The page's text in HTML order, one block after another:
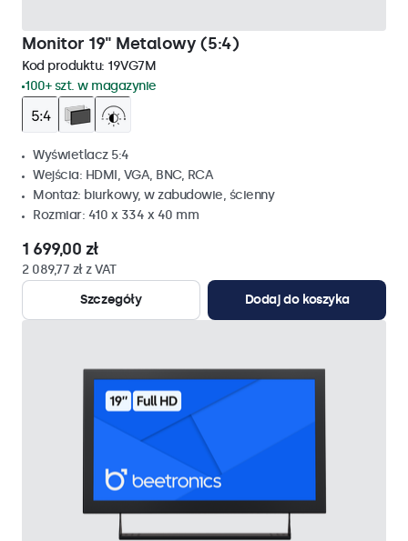
Monitor 19" Metalowy (5:4)
Kod produktu: 19VG7M
100+ szt. w magazynie
Wyświetlacz 5:4
Wejścia: HDMI, VGA, BNC, RCA
Montaż: biurkowy, w zabudowie, ścienny
Rozmiar: 410 x 334 x 40 mm
1 699,00 zł
2 089,77 zł z VAT
Szczegóły
Dodaj do koszyka